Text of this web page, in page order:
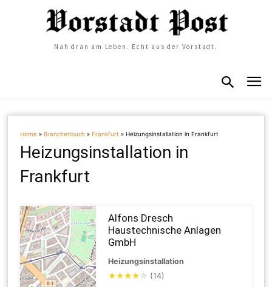
Nah dran am Leben. Echt aus der Vorstadt.
Home »Branchenbuch »Frankfurt »Heizungsinstallation in Frankfurt
Heizungsinstallation in
Frankfurt
Alfons Dresch
Haustechnische Anlagen
GmbH
Heizungsinstallation
★★★★ ☆ (14)